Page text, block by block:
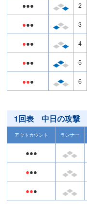
●●● 2
●●● 3
●●● 4
●●● 5
●●● 6
1回表 中日の攻撃
アウトカウント ランナー
●●●
●●●
●●●